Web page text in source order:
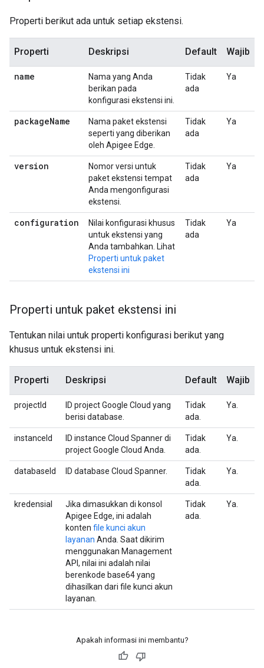
Properti berikut ada untuk setiap ekstensi.
Properti Deskripsi Default Wajib
name
Nama yang Anda
berikan pada
konfigurasi ekstensi ini.
Tidak
ada
Ya
packageName
Nama paket ekstensi
seperti yang diberikan
oleh Apigee Edge.
Tidak
ada
Ya
version
Nomor versi untuk
paket ekstensi tempat
Anda mengonfigurasi
ekstensi.
Tidak
ada
Ya
configuration
Nilai konfigurasi khusus
untuk ekstensi yang
Anda tambahkan. Lihat
Properti untuk paket
ekstensi ini
Tidak
ada
Ya
Properti untuk paket ekstensi ini
Tentukan nilai untuk properti konfigurasi berikut yang
khusus untuk ekstensi ini.
Properti Deskripsi Default Wajib
projectId
ID project Google Cloud yang
berisi database.
Tidak
ada.
Ya.
instanceId
ID instance Cloud Spanner di
project Google Cloud Anda.
Tidak
ada.
Ya.
databaseId ID database Cloud Spanner.
Tidak
ada.
Ya.
kredensial
Jika dimasukkan di konsol
Apigee Edge, ini adalah
konten file kunci akun
layanan Anda. Saat dikirim
menggunakan Management
API, nilai ini adalah nilai
berenkode base64 yang
dihasilkan dari file kunci akun
layanan.
Tidak
ada.
Ya.
Apakah informasi ini membantu?